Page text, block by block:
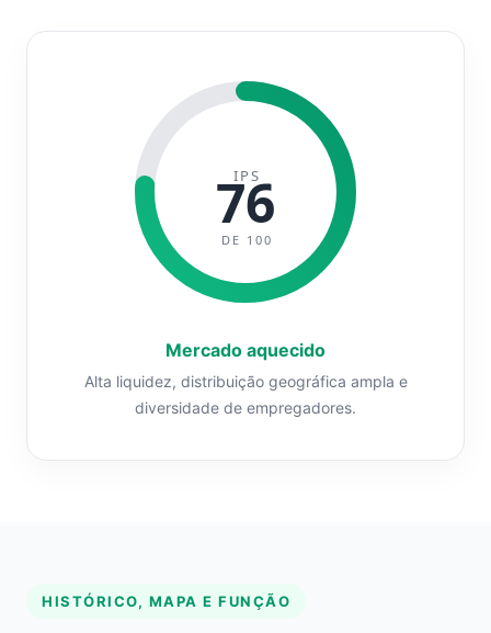
IPS
76
DE 100
Mercado aquecido
Alta liquidez, distribuição geográfica ampla e
diversidade de empregadores.
HISTÓRICO, MAPA E FUNÇÃO